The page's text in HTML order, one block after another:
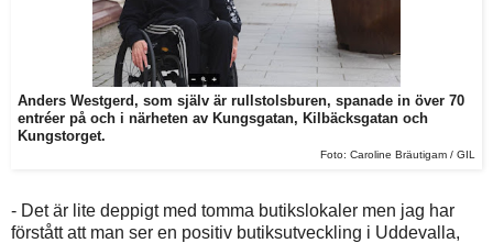
Anders Westgerd, som själv är rullstolsburen, spanade in över 70
entréer på och i närheten av Kungsgatan, Kilbäcksgatan och
Kungstorget.
Foto: Caroline Bräutigam / GIL
- Det är lite deppigt med tomma butikslokaler men jag har
förstått att man ser en positiv butiksutveckling i Uddevalla,